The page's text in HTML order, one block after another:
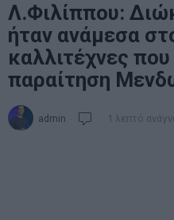
Λ.Φιλίππου:
ήταν ανάμεσα
καλλιτέχνες
παραίτηση
admin 1 λεπτό